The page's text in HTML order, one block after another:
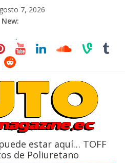
7, 2026
New:
protagonismo a la hora de
New Day’ pone en escena a
47ª, recorre 7 provincias en 8
para cubrir las rutas de La
estar aquí… TOFF
de Poliuretano